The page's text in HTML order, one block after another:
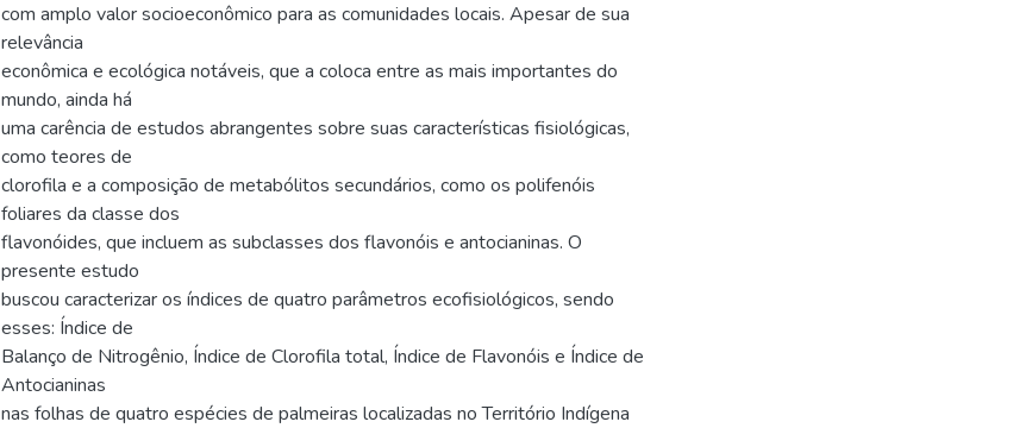
com amplo valor socioeconômico para as comunidades locais. Apesar de sua
relevância
econômica e ecológica notáveis, que a coloca entre as mais importantes do
mundo, ainda há
uma carência de estudos abrangentes sobre suas características fisiológicas,
como teores de
clorofila e a composição de metabólitos secundários, como os polifenóis
foliares da classe dos
flavonóides, que incluem as subclasses dos flavonóis e antocianinas. O
presente estudo
buscou caracterizar os índices de quatro parâmetros ecofisiológicos, sendo
esses: Índice de
Balanço de Nitrogênio, Índice de Clorofila total, Índice de Flavonóis e Índice de
Antocianinas
nas folhas de quatro espécies de palmeiras localizadas no Território Indígena